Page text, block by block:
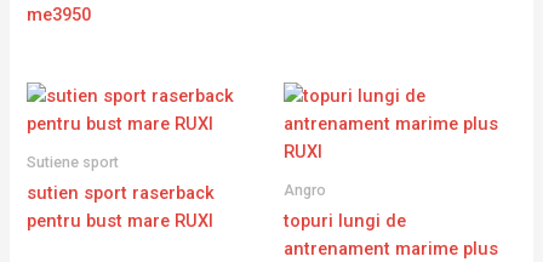
me3950
Sutiene sport
sutien sport raserback
pentru bust mare RUXI
Angro
topuri lungi de
antrenament marime plus